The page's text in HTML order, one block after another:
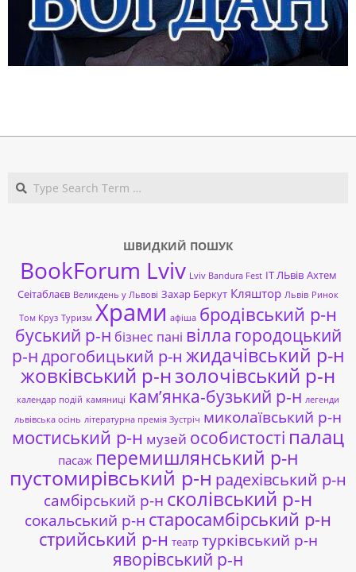
09-
ШВИДКИЙ ПОШУК
BookForum Lviv Lviv Bandura Fest ІТ ЛЬвів Ахтем
Сеітаблаєв Великдень у Львові Захар Беркут Кляштор Львів Ринок
Том Круз Туризм Храми афіша бродівський р-н
буський р-н бізнес пані вілла городоцький
р-ндрогобицький р-н жидачівський р-н
жовківський р-нзолочівський р-н
календар подій камяниці кам’янка-бузький р-н легенди
львівська осінь літературна премія Зустріч миколаївський р-н
мостиський р-н музей особистості палац
пасаж перемишлянський р-н
пустомирівський р-н радехівський р-н
самбірський р-н сколівський р-н
сокальський р-н старосамбірський р-н
стрийський р-н театр турківський р-н
яворівський р-н